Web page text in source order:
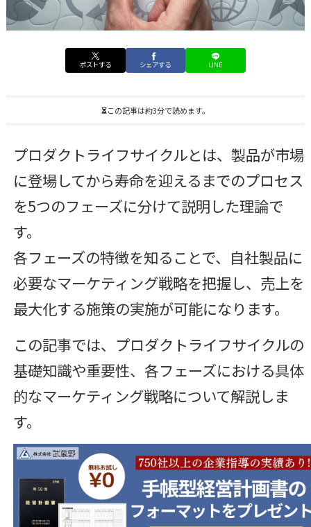
ポストする シェアする LINE
この記事は約3分で読めます。
プロダクトライフサイクルとは、製品が市場
に登場してから寿命を迎えるまでのプロセス
を5つのフェーズに分けて説明した理論で
す。
各フェーズの特徴を知ることで、自社製品に
必要なマーケティング戦略を把握し、売上を
最大化する施策の実施が可能になります。
この記事では、プロダクトライフサイクルの
基礎知識や重要性、各フェーズにおける具体
的なマーケティング戦略について解説しま
す。